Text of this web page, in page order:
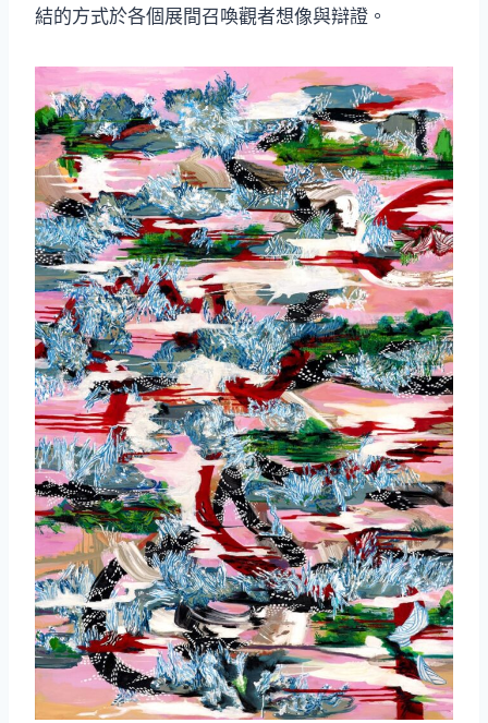
結的方式於各個展間召喚觀者想像與辯證。